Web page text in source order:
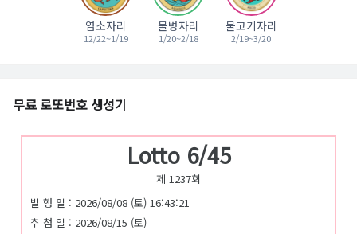
염소자리
12/22~1/19
물병자리
1/20~2/18
물고기자리
2/19~3/20
무료 로또번호 생성기
Lotto 6/45
제 1237회
발 행 일 : 2026/08/08 (토) 16:43:21
추 첨 일 : 2026/08/15 (토)